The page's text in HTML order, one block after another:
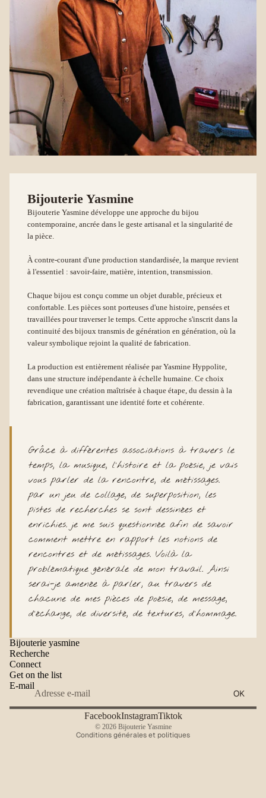
Bijouterie Yasmine
Bijouterie Yasmine développe une approche du bijou
contemporaine, ancrée dans le geste artisanal et la singularité de
la pièce.
À contre-courant d'une production standardisée, la marque revient
à l'essentiel : savoir-faire, matière, intention, transmission.
Chaque bijou est conçu comme un objet durable, précieux et
confortable. Les pièces sont porteuses d'une histoire, pensées et
travaillées pour traverser le temps. Cette approche s'inscrit dans la
continuité des bijoux transmis de génération en génération, où la
valeur symbolique rejoint la qualité de fabrication.
La production est entièrement réalisée par Yasmine Hyppolite,
dans une structure indépendante à échelle humaine. Ce choix
revendique une création maîtrisée à chaque étape, du dessin à la
fabrication, garantissant une identité forte et cohérente.
Grâce à différentes associations à travers le
temps, la musique, l'histoire et la poésie, je vais
vous parler de la rencontre, de métissages.
par un jeu de collage, de superposition, les
pistes de recherches se sont dessinées et
enrichies. je me suis questionnée afin de savoir
comment mettre en rapport les notions de
rencontres et de métissages. Voilà la
problématique générale de mon travail. Ainsi
serai-je amenée à parler, au travers de
chacune de mes pièces de poésie, de message,
d'échange, de diversité, de textures, d'hommage.
Bijouterie yasmine
Recherche
Connect
Get on the list
E-mail
OK
FacebookInstagramTiktok
© 2026 Bijouterie Yasmine
Conditions générales et politiques
Conditions générales de vente
Mentions légales